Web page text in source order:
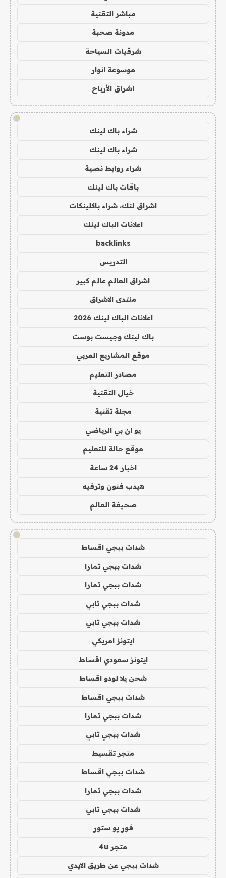
مباشر التقنية
مدونة صحبة
شرقيات السياحة
موسوعة انوار
اشراق الأرباح
!
شراء باك لينك
شراء باك لينك
شراء روابط نصية
باقات باك لينك
اشراق لنك، شراء باكلينكات
اعلانات الباك لينك
backlinks
التدريس
اشراق العالم عالم كبير
منتدى الاشراق
اعلانات الباك لينك 2026
باك لينك وجيست بوست
موقع المشاريع العربي
مصادر التعليم
خيال التقنية
مجلة تقنية
يو ان بي الرياضي
موقع حالة للتعليم
اخبار 24 ساعة
هيدب فنون وترفيه
صحيفة العالم
!
شدات ببجي اقساط
شدات ببجي تمارا
شدات ببجي تمارا
شدات ببجي تابي
شدات ببجي تابي
ايتونز امريكي
ايتونز سعودي اقساط
شحن يلا لودو اقساط
شدات ببجي اقساط
شدات ببجي تمارا
شدات ببجي تابي
متجر تقسيط
شدات ببجي اقساط
شدات ببجي تمارا
شدات ببجي تابي
فور يو ستور
متجر 4u
شدات ببجي عن طريق الايدي